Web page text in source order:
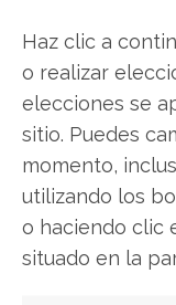
Haz clic a
o realizar
elecciones se
sitio. Puedes
momento,
utilizando los
o haciendo clic
situado en la